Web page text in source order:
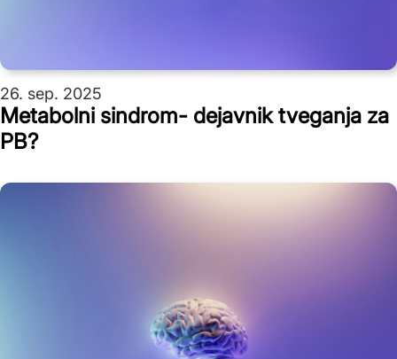
26. sep. 2025
Metabolni sindrom- dejavnik tveganja za
PB?